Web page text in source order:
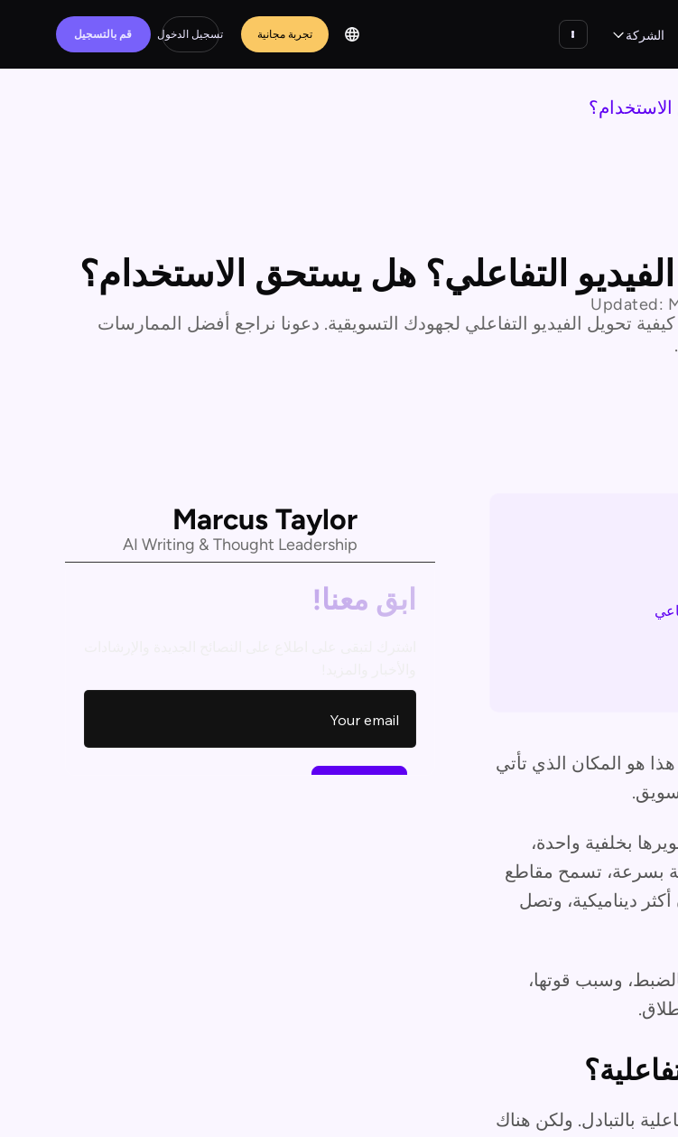
الشركة تجربة مجانية تسجيل الدخول قم بالتسجيل
التفاعلي؟ هل يستحق الاستخدام؟
Updated:
تحويل الفيديو التفاعلي لجهودك التسويقية. دعونا نراجع أفضل الممارسات
هو المكان الذي تأتي
بخلفية واحدة،
بسرعة، تسمح مقاطع
ديناميكية، وتصل
وسبب قوتها،
بالتبادل. ولكن هناك
Marcus Taylor
AI Writing & Thought Leadership
ابق معنا!